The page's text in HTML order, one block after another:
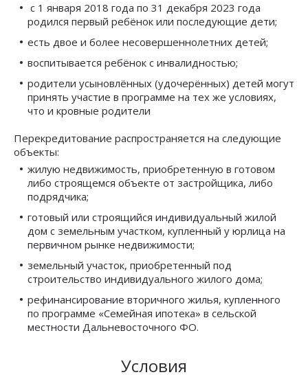
с 1 января 2018 года по 31 декабря 2023 года
родился первый ребёнок или последующие дети;
есть двое и более несовершеннолетних детей;
воспитывается ребёнок с инвалидностью;
родители усыновлённых (удочерённых) детей могут
принять участие в программе на тех же условиях,
что и кровные родители
Перекредитование распространяется на следующие
объекты:
жилую недвижимость, приобретенную в готовом
либо строящемся объекте от застройщика, либо
подрядчика;
готовый или строящийся индивидуальный жилой
дом с земельным участком, купленный у юрлица на
первичном рынке недвижимости;
земельный участок, приобретенный под
строительство индивидуального жилого дома;
рефинансирование вторичного жилья, купленного
по программе «Семейная ипотека» в сельской
местности Дальневосточного ФО.
Условия